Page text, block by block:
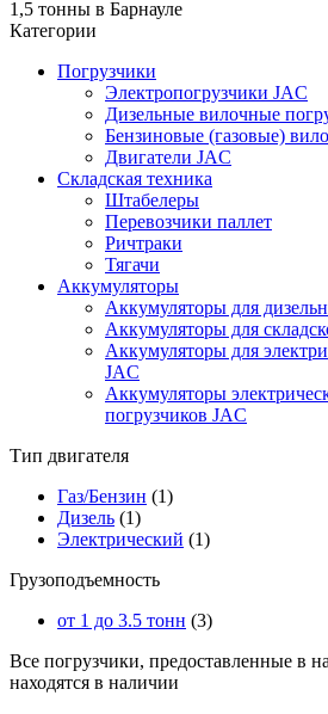
1,5 тонны в Барнауле
Категории
Погрузчики
Электропогрузчики JAC
Дизельные вилочные
Бензиновые (газовые)
Двигатели JAC
Складская техника
Штабелеры
Перевозчики паллет
Ричтраки
Тягачи
Аккумуляторы
Аккумуляторы для
Аккумуляторы для
Аккумуляторы для
JAC
Аккумуляторы
погрузчиков JAC
Тип двигателя
Газ/Бензин (1)
Дизель (1)
Электрический (1)
Грузоподъемность
от 1 до 3.5 тонн (3)
Все погрузчики, предоставленные в
находятся в наличии